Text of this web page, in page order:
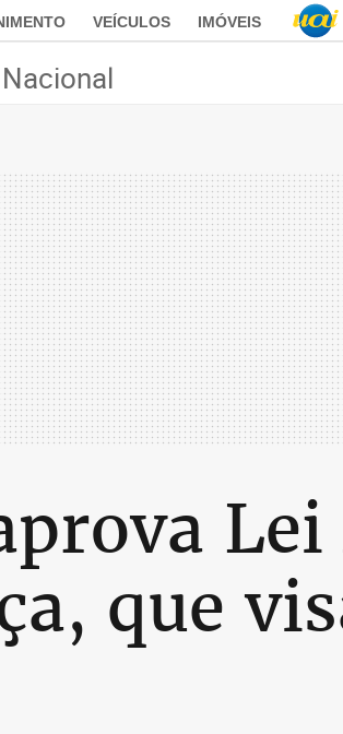
VEÍCULOS IMÓVEIS
Nacional
que